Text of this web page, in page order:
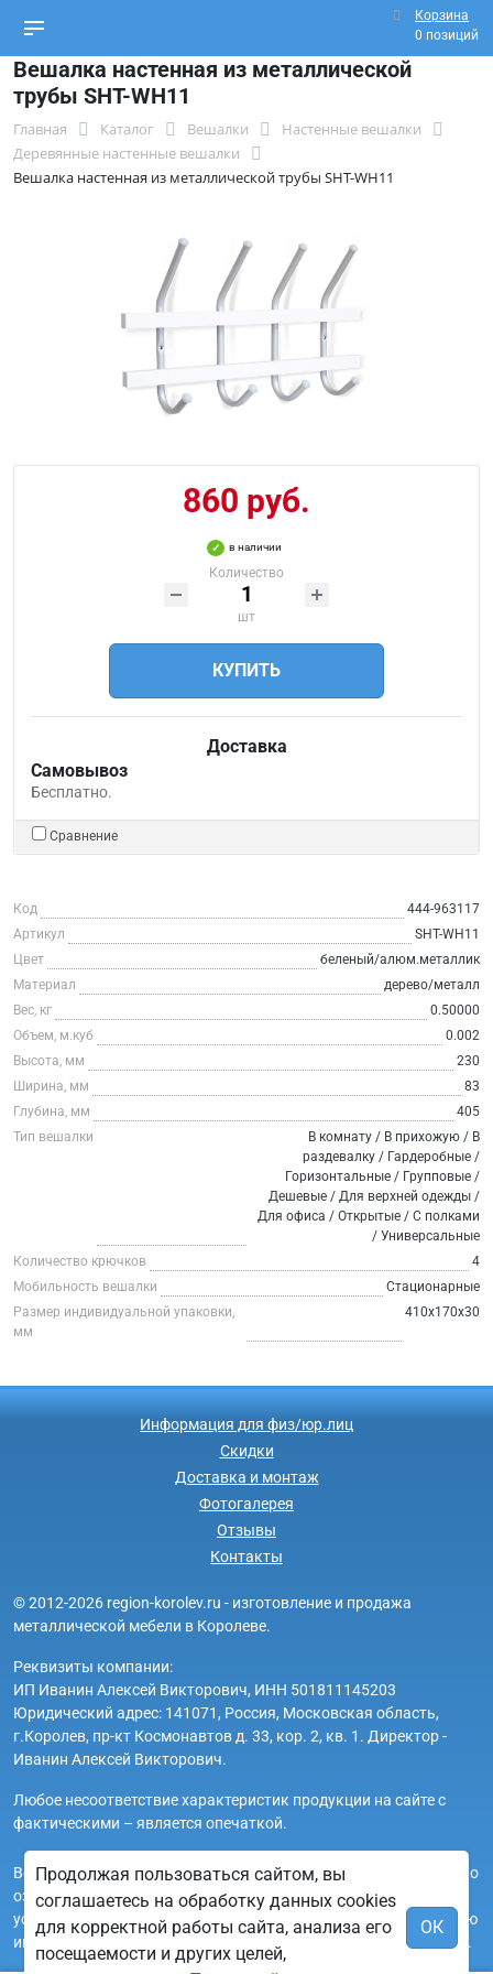
Корзина
0 позиций
Вешалка настенная из металлической
трубы SHT-WH11
Главная Каталог Вешалки
Настенные вешалки
Деревянные настенные вешалки
Вешалка настенная из металлической трубы SHT-WH11
860 руб.
в наличии
Количество
шт
КУПИТЬ
Доставка
Самовывоз
Бесплатно.
Сравнение
Код
444-963117
Артикул
SHT-WH11
Цвет
беленый/алюм.металлик
Материал
дерево/металл
Вес, кг
0.50000
Объем, м.куб
0.002
Высота, мм
230
Ширина, мм
83
Глубина, мм
405
Тип вешалки
В комнату / В прихожую / В
раздевалку / Гардеробные /
Горизонтальные / Групповые /
Дешевые / Для верхней одежды /
Для офиса / Открытые / С полками
/ Универсальные
Количество крючков
4
Мобильность вешалки
Стационарные
Размер индивидуальной упаковки,
мм
410x170x30
Информация для физ/юр.лиц
Скидки
Доставка и монтаж
Фотогалерея
Отзывы
Контакты
© 2012-2026 region-korolev.ru - изготовление и продажа
металлической мебели в Королеве.
Реквизиты компании:
ИП Иванин Алексей Викторович, ИНН 501811145203
Юридический адрес: 141071, Россия, Московская область,
г.Королев, пр-кт Космонавтов д. 33, кор. 2, кв. 1. Директор -
Иванин Алексей Викторович.
Любое несоответствие характеристик продукции на сайте с
фактическими – является опечаткой.
Вся информация на сайте region-korolev.ru носит исключительно
ознакомительный и справочный характер и ни при каких
условиях не является публичной офертой. Всю дополнительную
информацию можно узнать по телефонам указанным на сайте.
Продолжая пользоваться сайтом, вы
соглашаетесь на обработку данных cookies
для корректной работы сайта, анализа его
посещаемости и других целей,
ОК